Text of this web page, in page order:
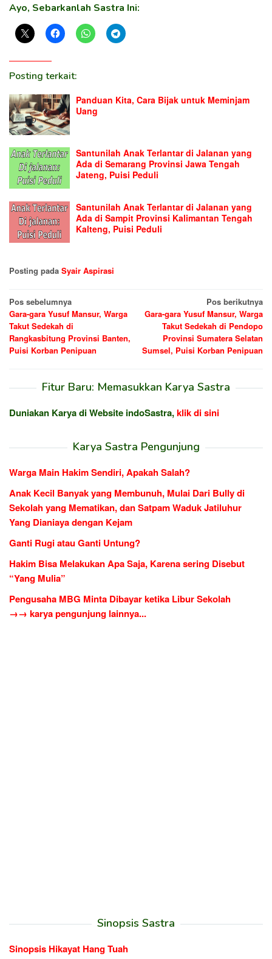
Ayo, Sebarkanlah Sastra Ini:
Posting terkait:
Panduan Kita, Cara Bijak untuk Meminjam
Uang
Santunilah Anak Terlantar di Jalanan yang
Ada di Semarang Provinsi Jawa Tengah
Jateng, Puisi Peduli
Santunilah Anak Terlantar di Jalanan yang
Ada di Sampit Provinsi Kalimantan Tengah
Kalteng, Puisi Peduli
Posting pada Syair Aspirasi
Navigasi
pos
Pos sebelumnya
Gara-gara Yusuf Mansur, Warga
Takut Sedekah di
Rangkasbitung Provinsi Banten,
Puisi Korban Penipuan
Pos berikutnya
Gara-gara Yusuf Mansur, Warga
Takut Sedekah di Pendopo
Provinsi Sumatera Selatan
Sumsel, Puisi Korban Penipuan
Fitur Baru: Memasukkan Karya Sastra
Duniakan Karya di Website indoSastra,klik di sini
Karya Sastra Pengunjung
Warga Main Hakim Sendiri, Apakah Salah?
Anak Kecil Banyak yang Membunuh, Mulai Dari Bully di
Sekolah yang Mematikan, dan Satpam Waduk Jatiluhur
Yang Dianiaya dengan Kejam
Ganti Rugi atau Ganti Untung?
Hakim Bisa Melakukan Apa Saja, Karena sering Disebut
“Yang Mulia”
Pengusaha MBG Minta Dibayar ketika Libur Sekolah
→→ karya pengunjung lainnya...
Sinopsis Sastra
Sinopsis Hikayat Hang Tuah